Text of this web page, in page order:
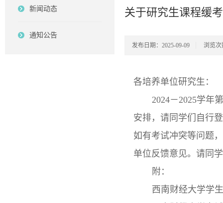
新闻动态
通知公告
关于研究生课程缓
发布日期：2025-09-09 浏览次
各培养单位研究生：
2024－2025学年第
安排，请同学们自行
如有考试冲突等问题
单位反馈意见。请同
附：
西南财经大学学